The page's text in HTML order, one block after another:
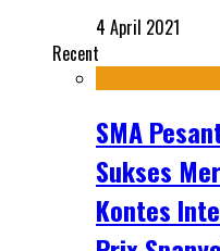
4 April 2021
Recent
SMA
Sukses
Kontes